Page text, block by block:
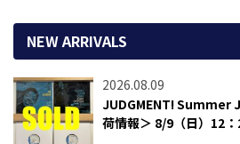
NEW ARRIVALS
2026.08.09
JUDGMENT! Summer
荷情報＞ 8/9（日）12